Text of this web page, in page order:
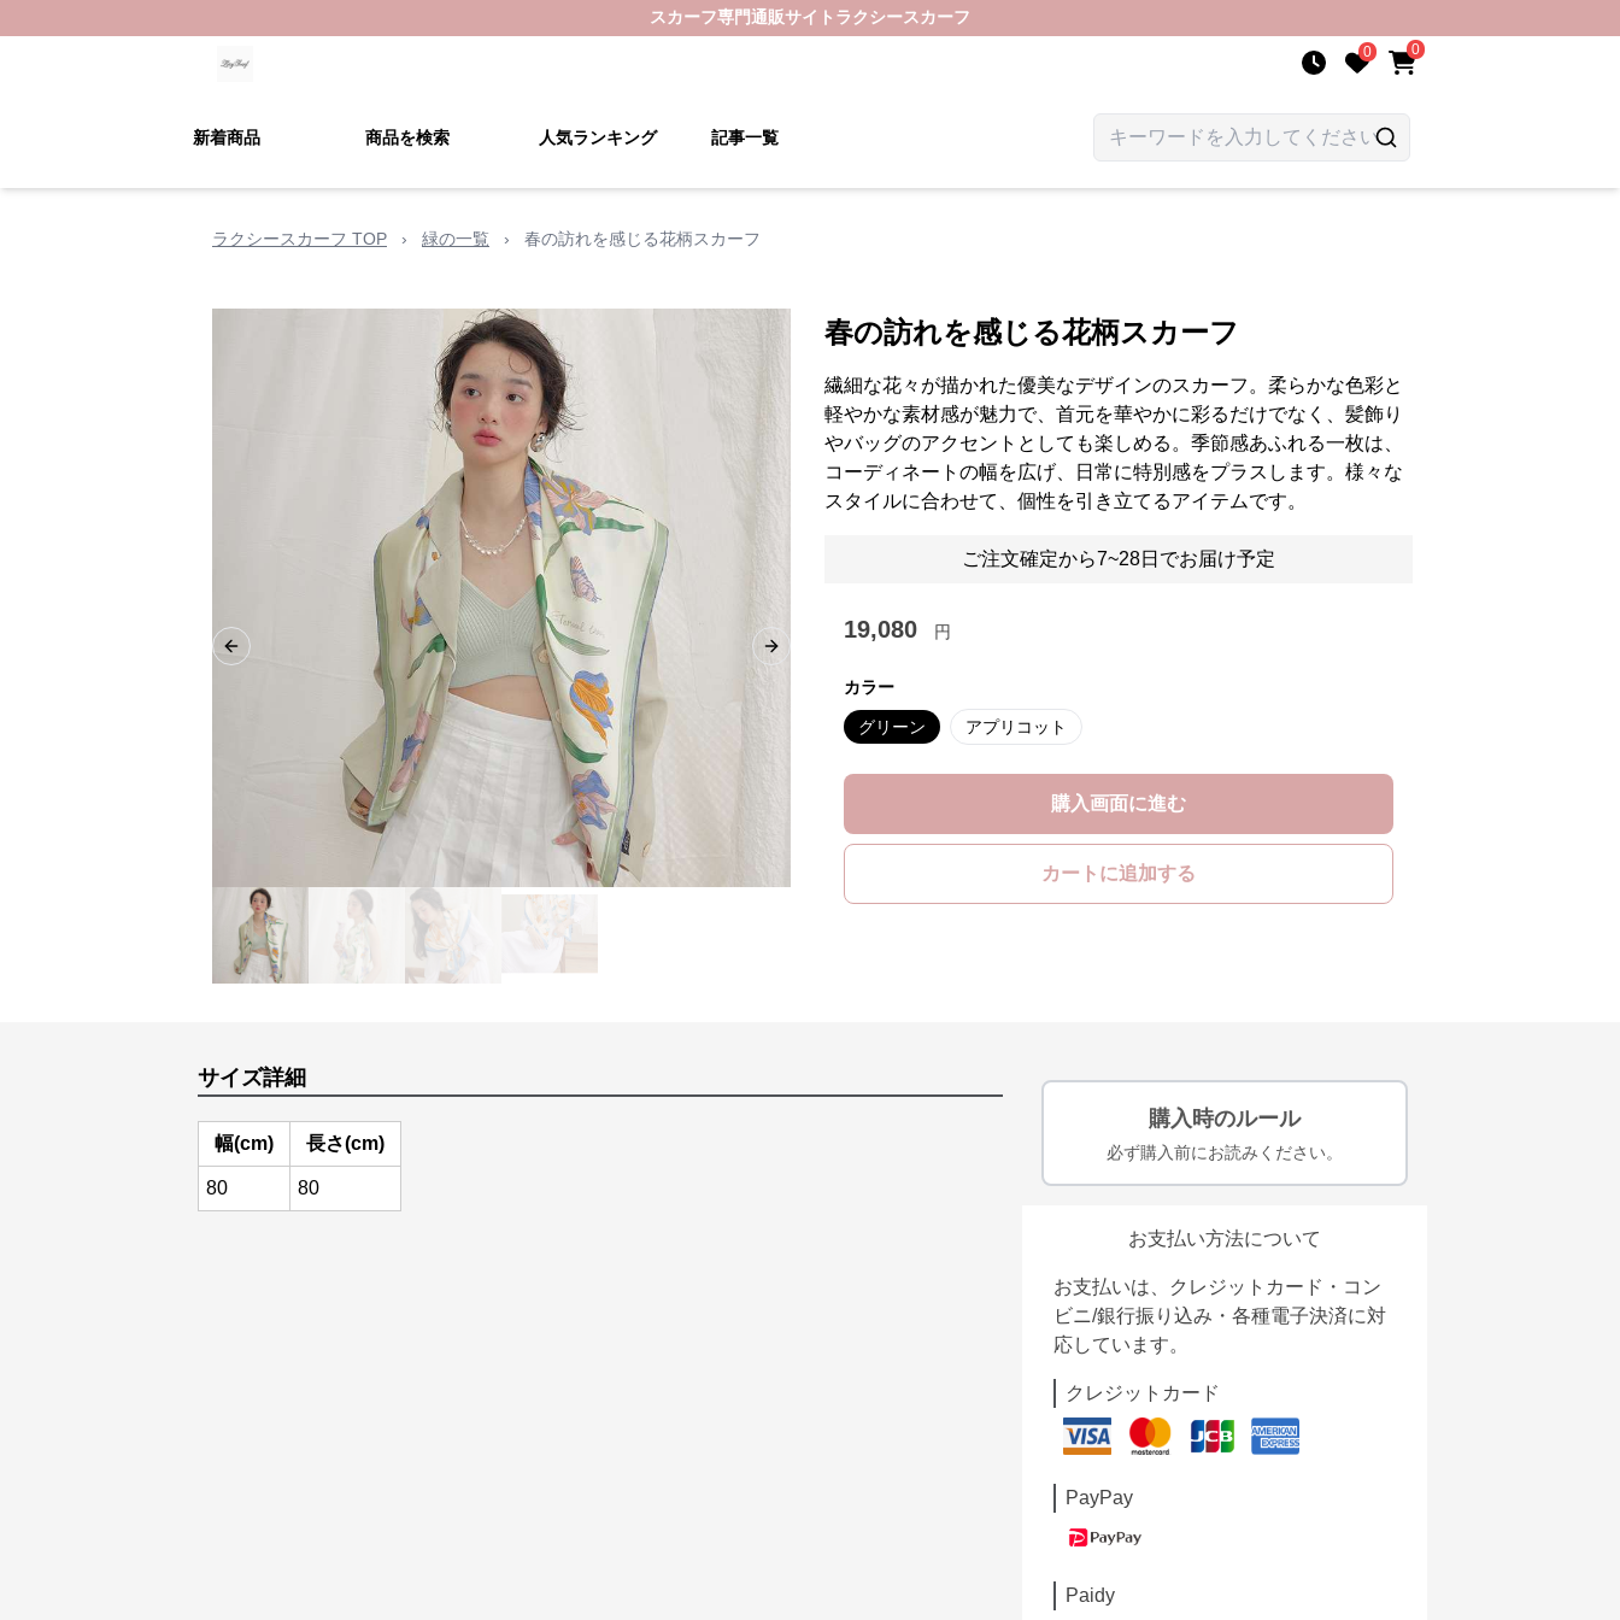
スカーフ専門通販サイト ラクシースカーフ
0 0
新着商品 商品を検索 人気ランキング 記事一覧
ラクシースカーフ TOP › 緑の一覧 › 春の訪れを感じる花柄スカーフ
Previous slide Next slide
春の訪れを感じる花柄スカーフ
繊細な花々が描かれた優美なデザインのスカーフ。柔らかな色彩と
軽やかな素材感が魅力で、首元を華やかに彩るだけでなく、髪飾り
やバッグのアクセントとしても楽しめる。季節感あふれる一枚は、
コーディネートの幅を広げ、日常に特別感をプラスします。様々な
スタイルに合わせて、個性を引き立てるアイテムです。
ご注文確定から7~28日でお届け予定
19,080 円
カラー
グリーン アプリコット
購入画面に進む
カートに追加する
サイズ詳細
幅(cm) 長さ(cm)
80 80
購入時のルール
必ず購入前にお読みください。
お支払い方法について
お支払いは、クレジットカード・コン
ビニ/銀行振り込み・各種電子決済に対
応しています。
クレジットカード
PayPay
Paidy